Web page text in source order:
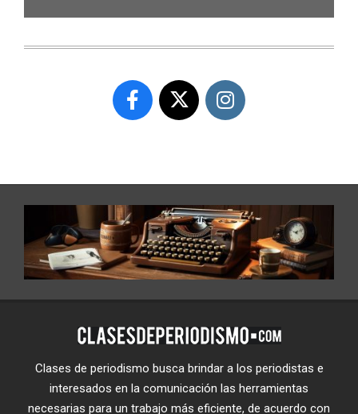
Clases de periodismo busca brindar a los periodistas e
interesados en la comunicación las herramientas
necesarias para un trabajo más eficiente, de acuerdo con